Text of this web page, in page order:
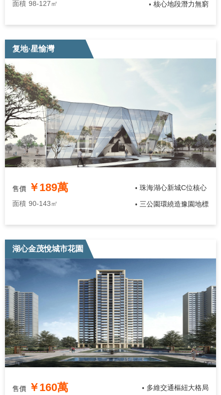
面積 98-127㎡ • 核心地段潛力無窮
复地·星愉灣
售價 ￥189萬
面積 90-143㎡
• 珠海湖心新城C位核心
• 三公園環繞造豫園地標
湖心金茂悅城市花園
售價 ￥160萬 • 多維交通樞紐大格局